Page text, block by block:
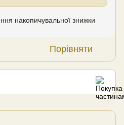
накопичувальної знижки
Порівняти